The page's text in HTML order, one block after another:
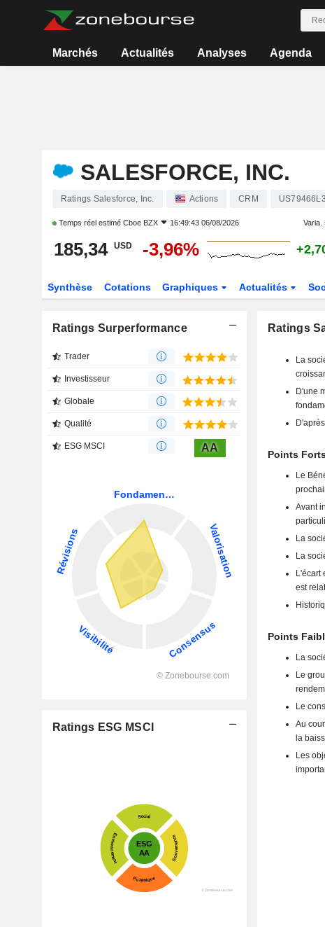
Marchés Actualités Analyses Agenda
SALESFORCE, INC.
Ratings Salesforce, Inc. Actions CRM
Temps réel estimé Cboe BZX 16:49:43 06/08/2026 Varia.
185,34 USD -3,96%
Synthèse Cotations Graphiques Actualités
Ratings Surperformance
Trader
Investisseur
Globale
Qualité
ESG MSCI AA
Ratings ESG MSCI
Ratings
La
D'une
Points
Le
Avant
La
La
L'écart
est
Points
La
Le
Le
Au
la
Les